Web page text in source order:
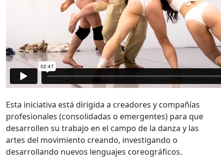
Esta iniciativa está dirigida a creadores y compañías
profesionales (consolidadas o emergentes) para que
desarrollen su trabajo en el campo de la danza y las
artes del movimiento creando, investigando o
desarrollando nuevos lenguajes coreográficos.